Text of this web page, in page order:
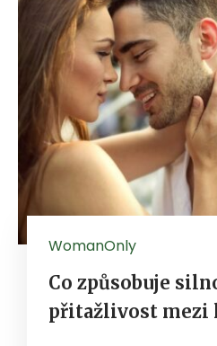
WomanOnly
Co způsobuje
přitažlivost mezi